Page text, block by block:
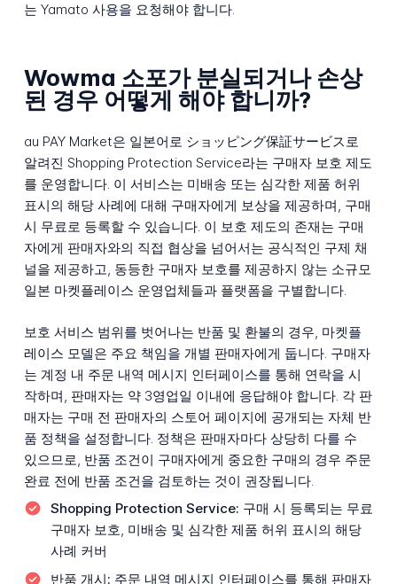
는 Yamato 사용을 요청해야 합니다.
Wowma 소포가 분실되거나 손상
된 경우 어떻게 해야 합니까?
au PAY Market은 일본어로 ショッピング保証サービス로
알려진 Shopping Protection Service라는 구매자 보호 제도
를 운영합니다. 이 서비스는 미배송 또는 심각한 제품 허위
표시의 해당 사례에 대해 구매자에게 보상을 제공하며, 구매
시 무료로 등록할 수 있습니다. 이 보호 제도의 존재는 구매
자에게 판매자와의 직접 협상을 넘어서는 공식적인 구제 채
널을 제공하고, 동등한 구매자 보호를 제공하지 않는 소규모
일본 마켓플레이스 운영업체들과 플랫폼을 구별합니다.
보호 서비스 범위를 벗어나는 반품 및 환불의 경우, 마켓플
레이스 모델은 주요 책임을 개별 판매자에게 둡니다. 구매자
는 계정 내 주문 내역 메시지 인터페이스를 통해 연락을 시
작하며, 판매자는 약 3영업일 이내에 응답해야 합니다. 각 판
매자는 구매 전 판매자의 스토어 페이지에 공개되는 자체 반
품 정책을 설정합니다. 정책은 판매자마다 상당히 다를 수
있으므로, 반품 조건이 구매자에게 중요한 구매의 경우 주문
완료 전에 반품 조건을 검토하는 것이 권장됩니다.
Shopping Protection Service: 구매 시 등록되는 무료
구매자 보호, 미배송 및 심각한 제품 허위 표시의 해당
사례 커버
반품 개시: 주문 내역 메시지 인터페이스를 통해 판매자